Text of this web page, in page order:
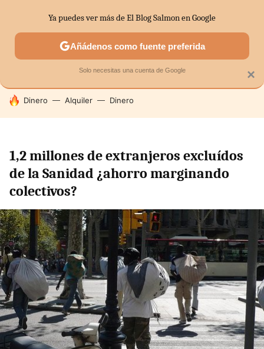
SECTORES ECONOMÍA DOMÉSTICA MERCADOS
HOY SE HABLA DE
Dinero Alquiler Dinero
1,2 millones de extranjeros excluídos
de la Sanidad ¿ahorro marginando
colectivos?
×
Ya puedes ver más de El Blog Salmon en Google
Añádenos como fuente preferida
Solo necesitas una cuenta de Google